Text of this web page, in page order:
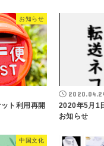
お知らせ
ト利用再開
2020年5月1
お知らせ
中国文化